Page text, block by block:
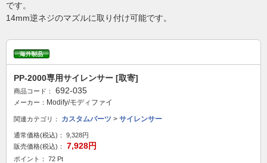
です。
14mm逆ネジのマズルに取り付け可能です。
PP-2000専用サイレンサー [取寄]
商品コード： 692-035
メーカー： Modify/モディファイ
関連カテゴリ： カスタムパーツ > サイレンサー
通常価格(税込)：
9,328円
販売価格(税込)：
7,928円
ポイント： 72 Pt